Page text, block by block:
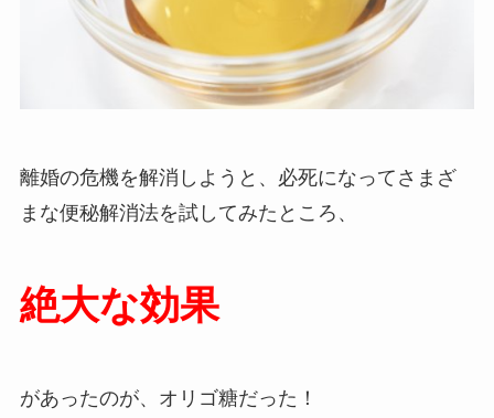
離婚の危機を解消しようと、必死になってさまざ
まな便秘解消法を試してみたところ、
絶大な効果
があったのが、オリゴ糖だった！